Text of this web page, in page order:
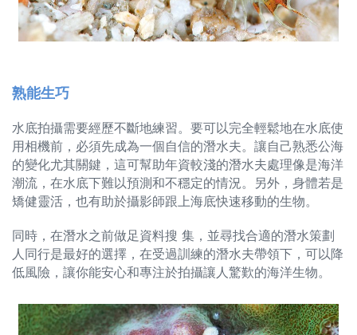
熟能生巧
水底拍攝需要經歷不斷地練習。要可以完全輕鬆地在水底使
用相機前，必須先成為一個自信的潛水夫。讓自己熟悉公海
的變化尤其關鍵，這可幫助年資較淺的潛水夫處理像是海洋
潮流，在水底下難以預測和不穩定的情況。另外，身體若是
矯健靈活，也有助於攝影師跟上海底快速移動的生物。
同時，在潛水之前做足資料搜 集，並尋找合適的潛水策劃
人同行是最好的選擇，在受過訓練的潛水夫帶領下，可以降
低風險，讓你能安心和專注於拍攝讓人驚歎的海洋生物。